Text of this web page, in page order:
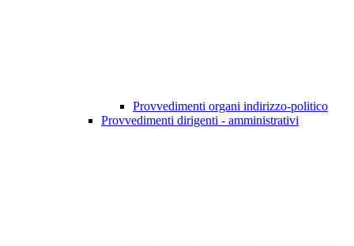
Provvedimenti organi indirizzo-politico
Provvedimenti dirigenti - amministrativi